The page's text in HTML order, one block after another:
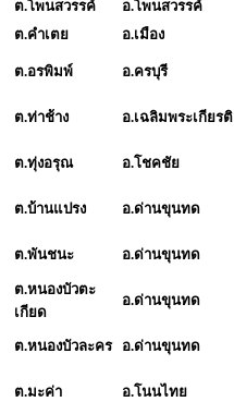
ต.โพนสวรรค์ อ.โพนสวรรค์
ต.คำเตย อ.เมือง
ต.อรพิมพ์ อ.ครบุรี
ต.ท่าช้าง อ.เฉลิมพระเกียรติ
ต.ทุ่งอรุณ อ.โชคชัย
ต.บ้านแปรง อ.ด่านขุนทด
ต.พันชนะ อ.ด่านขุนทด
ต.หนองบัวตะ
เกียด
อ.ด่านขุนทด
ต.หนองบัวละคร อ.ด่านขุนทด
ต.มะค่า อ.โนนไทย